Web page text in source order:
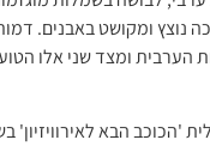
נוצץ ומקושט באבנים.
הערבית ומצד שני אלו